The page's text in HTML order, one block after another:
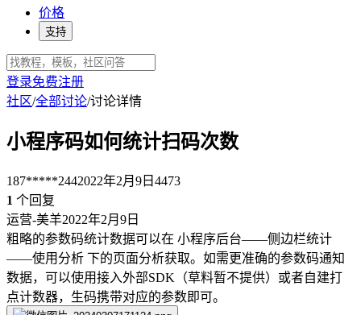
价格
支持
登录免费注册
社区/全部讨论/讨论详情
小程序码如何统计扫码次数
187*****2442022年2月9日 4473
1 个回复
运营-美羊2022年2月9日
粗略的参数码统计数据可以在 小程序后台——侧边栏统计
——使用分析 下的页面分析获取。如需更准确的参数码通知
数据，可以使用接入外部SDK（草料暂不提供）或者自建打
点计数器，生码携带对应的参数即可。